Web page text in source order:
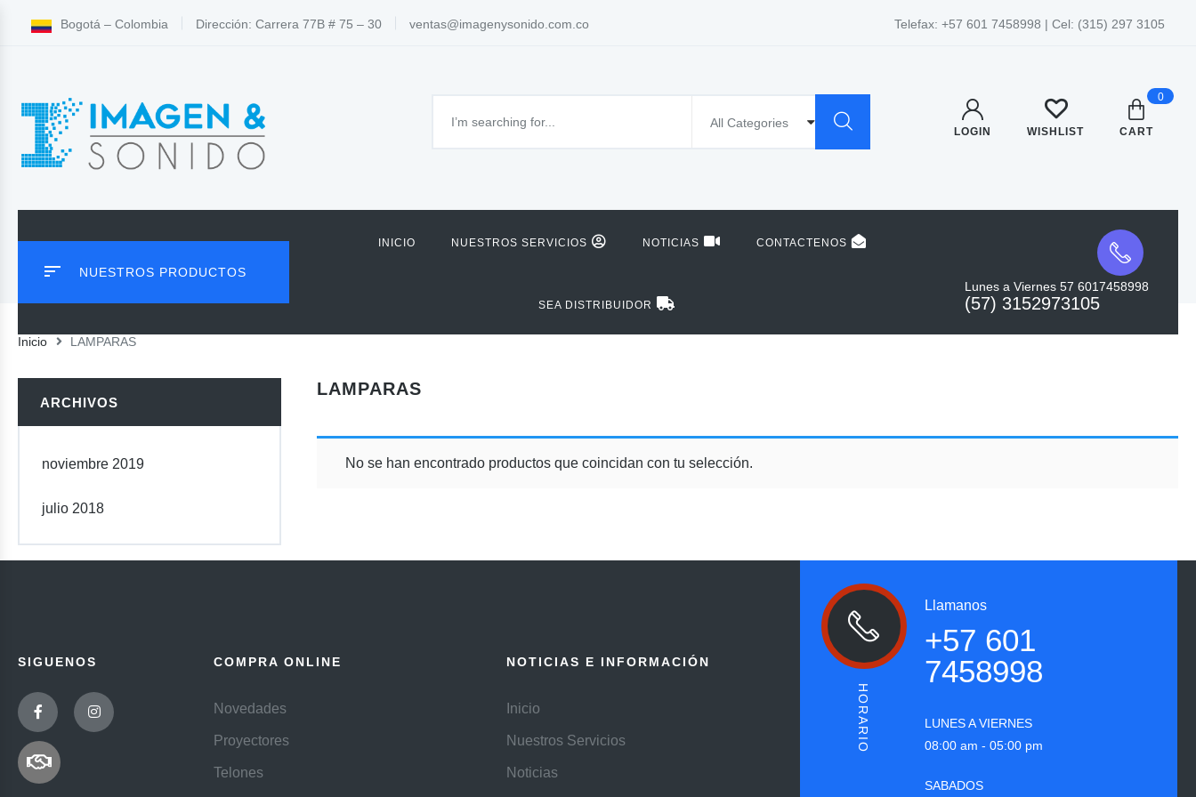
Bogotá – Colombia Dirección: Carrera 77B # 75 – 30 ventas@imagenysonido.com.co Telefax: +57 601 7458998 | Cel: (315) 297 3105
All Categories
LOGIN WISHLIST
0
CART
NUESTROS PRODUCTOS
INICIO NUESTROS SERVICIOS NOTICIAS CONTACTENOS
SEA DISTRIBUIDOR
Lunes a Viernes 57 6017458998
(57) 3152973105
Inicio LAMPARAS
LAMPARAS
No se han encontrado productos que coincidan con tu selección.
ARCHIVOS
noviembre 2019
julio 2018
SIGUENOS COMPRA ONLINE
Novedades
Proyectores
Telones
NOTICIAS E INFORMACIÓN
Inicio
Nuestros Servicios
Noticias
HORARIO
Llamanos
+57 601
7458998
LUNES A VIERNES
08:00 am - 05:00 pm
SABADOS